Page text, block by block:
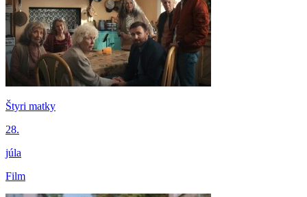
Štyri matky
28.
júla
Film